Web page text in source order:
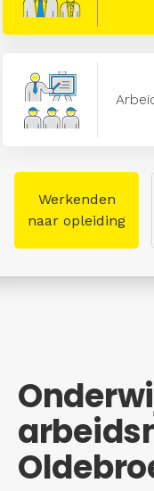
Werkenden
naar opleiding